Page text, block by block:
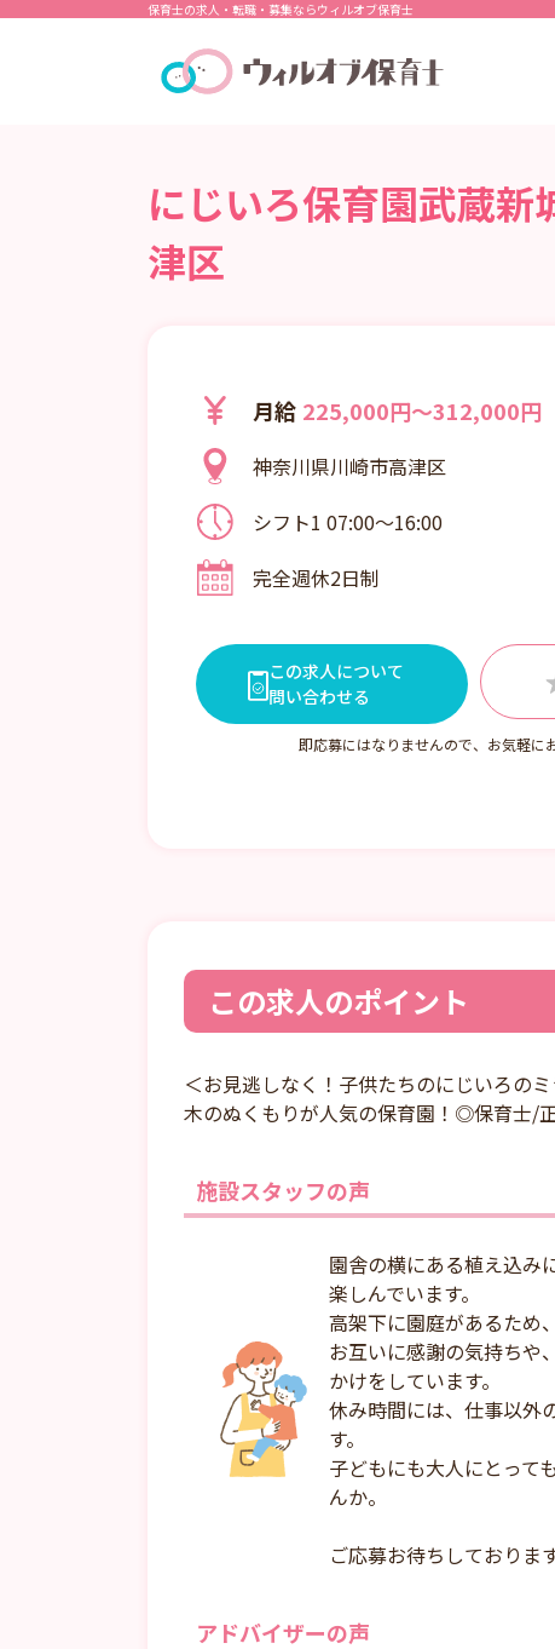
保育士の求人・転職・募集ならウィルオブ保育士
にじいろ保育園武蔵
津区
月給 225,000円～312,000円
神奈川県川崎市高津区
シフト1 07:00～16:00
シフト3 09:00～18:00
その他時間帯もございますので詳
合わせください。
完全週休2日制
この求人について
問い合わせる
即応募にはなりませんので、お気軽に
この求人のポイント
＜お見逃しなく！子供たちのにじいろの
木のぬくもりが人気の保育園！◎保育士/
施設スタッフの声
園舎の横にある植え込み
楽しんでいます。
高架下に園庭があるため
お互いに感謝の気持ちや
かけをしています。
休み時間には、仕事以外
す。
子どもにも大人にとって
んか。
ご応募お待ちしておりま
アドバイザーの声